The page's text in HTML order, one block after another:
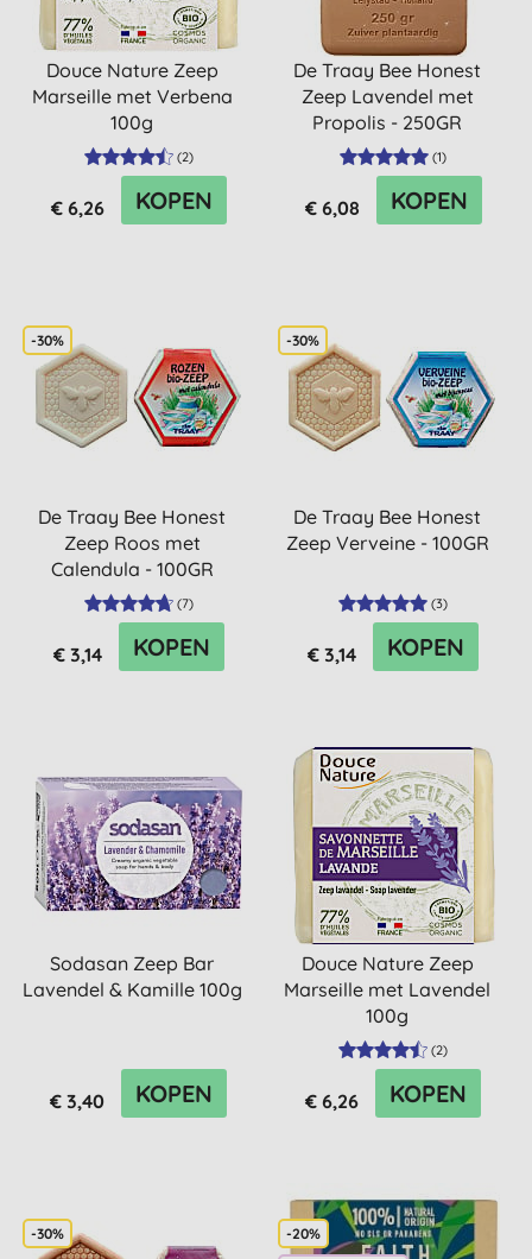
Douce Nature Zeep
Marseille met Verbena
100g
(2)
€ 6,26 KOPEN
De Traay Bee Honest
Zeep Lavendel met
Propolis - 250GR
(1)
€ 6,08 KOPEN
-30%
De Traay Bee Honest
Zeep Roos met
Calendula - 100GR
(7)
€ 3,14 KOPEN
-30%
De Traay Bee Honest
Zeep Verveine - 100GR
(3)
€ 3,14 KOPEN
Sodasan Zeep Bar
Lavendel & Kamille 100g
€ 3,40 KOPEN
Douce Nature Zeep
Marseille met Lavendel
100g
(2)
€ 6,26 KOPEN
-30%
-20%